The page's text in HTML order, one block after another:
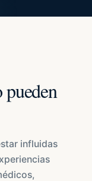
influidas